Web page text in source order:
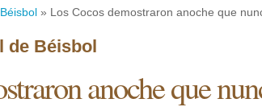
» Los Cocos demostraron anoche que
de Béisbol
anoche que